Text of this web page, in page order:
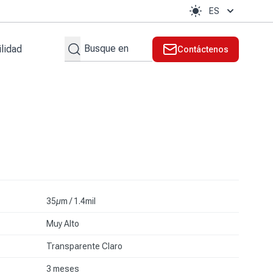
ES
Search
Contáctenos
35µm / 1.4mil
Muy Alto
Transparente Claro
3 meses